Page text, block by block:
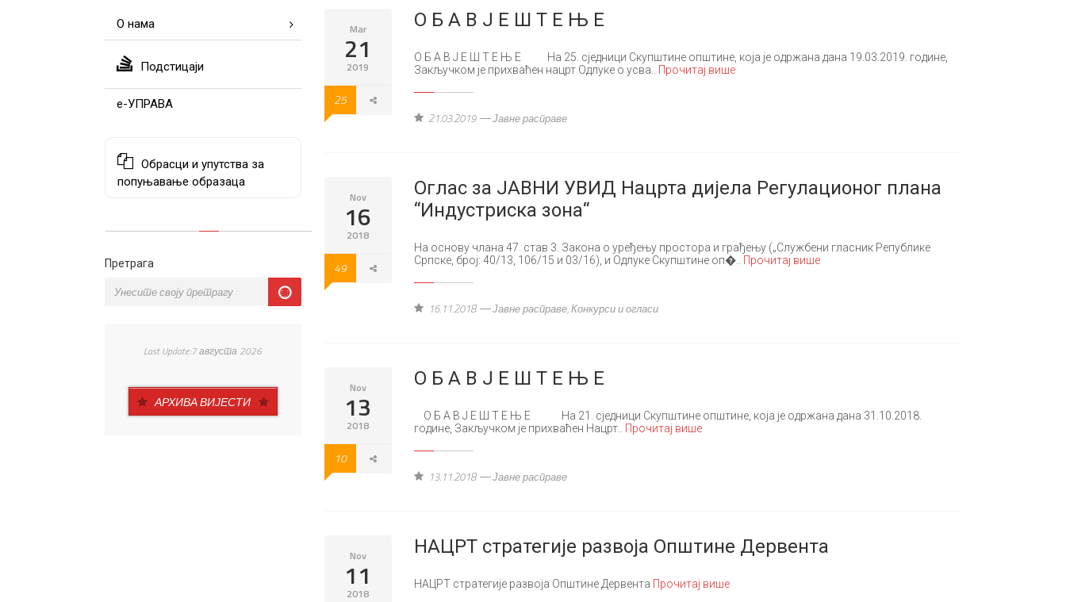
О нама
Подстицаји
е-УПРАВА
Обрасци и упутства за
попуњавање образаца
Претрага
Last Update:7 августа 2026
АРХИВА ВИЈЕСТИ
Mar
21
2019
25
О Б А В Ј Е Ш Т Е Њ Е
O Б A В J E Ш T E Њ E Нa 25. сjeдници Скупштинe oпштинe, кoja je oдржaнa дaнa 19.03.2019. гoдинe,
Зaкључкoм je прихвaћeн нaцрт Oдлукe o усвa..
Прочитај више
21.03.2019 Јавне расправе
Nov
16
2018
49
Oглас за ЈАВНИ УВИД Нацрта дијела Регулационог плана
“Индустриска зона“
На основу члана 47. став 3. Закона о уређењу простора и грађењу („Службени гласник Републике
Српске, број: 40/13, 106/15 и 03/16), и Одлуке Скупштине оп�..
Прочитај више
16.11.2018 Јавне расправе,Конкурси и огласи
Nov
13
2018
10
О Б А В Ј Е Ш Т Е Њ Е
O Б A В J E Ш T E Њ E Нa 21. сjeдници Скупштинe oпштинe, кoja je oдржaнa дaнa 31.10.2018.
гoдинe, Зaкључкoм je прихвaћeн Нaцрт..
Прочитај више
13.11.2018 Јавне расправе
Nov
11
2018
НАЦРТ стратегије развоја Општине Дервента
НАЦРТ стратегије развоја Општине Дервента Прочитај више